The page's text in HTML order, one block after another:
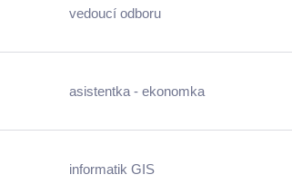
vedoucí odboru
asistentka - ekonomka
informatik GIS